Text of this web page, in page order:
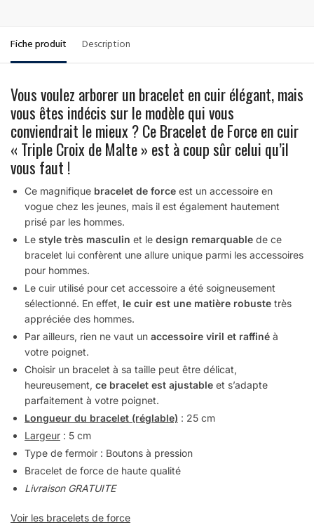
Fiche produit Description
Vous voulez arborer un bracelet en cuir élégant, mais
vous êtes indécis sur le modèle qui vous
conviendrait le mieux ? Ce Bracelet de Force en cuir
« Triple Croix de Malte » est à coup sûr celui qu’il
vous faut !
Ce magnifique bracelet de force est un accessoire en
vogue chez les jeunes, mais il est également hautement
prisé par les hommes.
Le style très masculin et le design remarquable de ce
bracelet lui confèrent une allure unique parmi les accessoires
pour hommes.
Le cuir utilisé pour cet accessoire a été soigneusement
sélectionné. En effet, le cuir est une matière robuste très
appréciée des hommes.
Par ailleurs, rien ne vaut un accessoire viril et raffiné à
votre poignet.
Choisir un bracelet à sa taille peut être délicat,
heureusement, ce bracelet est ajustable et s’adapte
parfaitement à votre poignet.
Longueur du bracelet (réglable) : 25 cm
Largeur : 5 cm
Type de fermoir : Boutons à pression
Bracelet de force de haute qualité
Livraison GRATUITE
Voir les bracelets de force